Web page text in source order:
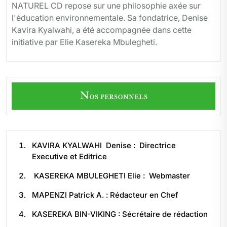
NATUREL CD repose sur une philosophie axée sur
l'éducation environnementale. Sa fondatrice, Denise
Kavira Kyalwahi, a été accompagnée dans cette
initiative par Elie Kasereka Mbulegheti.
Nos personnels
KAVIRA KYALWAHI Denise : Directrice
Executive et Editrice
KASEREKA MBULEGHETI Elie : Webmaster
MAPENZI Patrick A. : Rédacteur en Chef
KASEREKA BIN-VIKING : Sécrétaire de rédaction